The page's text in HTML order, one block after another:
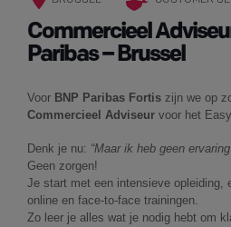
Commercieel
Paribas – Brussel
Voor BNP Paribas Fortis zijn we op
Commercieel Adviseur voor het
Denk je nu: “Maar ik heb geen
Geen zorgen!
Je start met een intensieve opleiding,
online en face-to-face trainingen.
Zo leer je alles wat je nodig hebt om